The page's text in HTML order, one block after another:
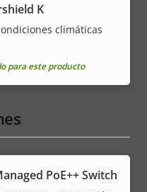
K
climáticas
para este producto
PoE++ Switch